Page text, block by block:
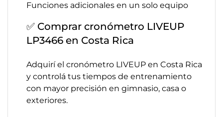
Funciones adicionales en un solo equipo
✅ Comprar cronómetro LIVEUP
LP3466 en Costa Rica
Adquirí el cronómetro LIVEUP en Costa Rica
y controlá tus tiempos de entrenamiento
con mayor precisión en gimnasio, casa o
exteriores.